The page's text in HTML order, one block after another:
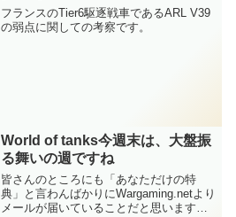
フランスのTier6駆逐戦車であるARL V39
の弱点に関しての考察です。
World of tanks今週末は、大盤振
る舞いの週ですね
皆さんのところにも「あなただけの特
典」と言わんばかりにWargaming.netより
メールが届いていることだと思いますが